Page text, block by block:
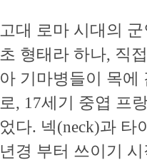
고대 로마 시대의
초 형태라 하나, 직
아 기마병들이 목에
로, 17세기 중엽 프
었다. 넥(neck)과 타
년경 부터 쓰이기